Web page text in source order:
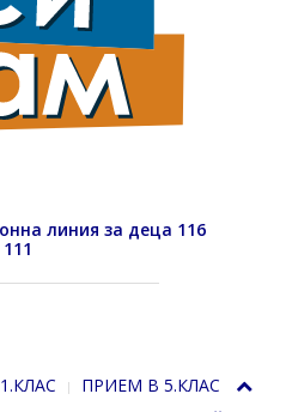
линия за деца 116
111
ПРИЕМ В 5.КЛАС